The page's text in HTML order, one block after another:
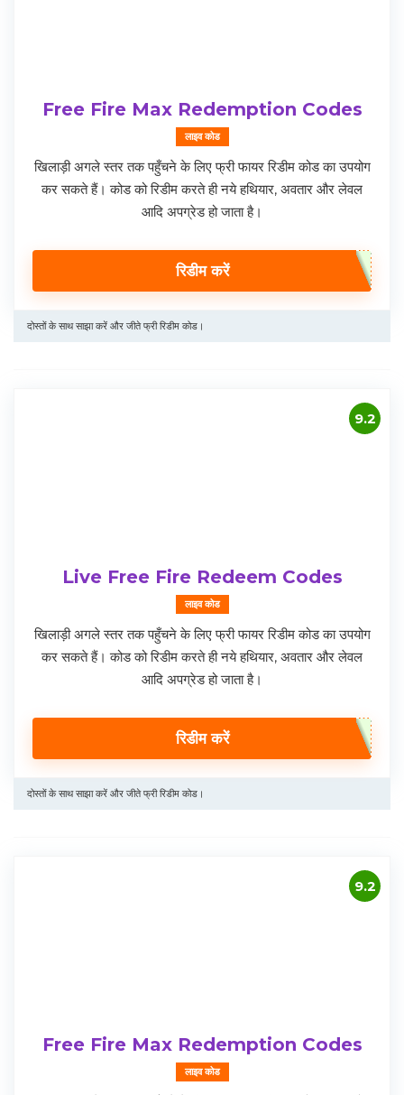
Free Fire Max Redemption Codes
लाइव कोड
खिलाड़ी अगले स्तर तक पहुँचने के लिए फ्री फायर रिडीम कोड का उपयोग
कर सकते हैं। कोड को रिडीम करते ही नये हथियार, अवतार और लेवल
आदि अपग्रेड हो जाता है।
रिडीम करें
दोस्तों के साथ साझा करें और जीते फ्री रिडीम कोड।
9.2
Live Free Fire Redeem Codes
लाइव कोड
खिलाड़ी अगले स्तर तक पहुँचने के लिए फ्री फायर रिडीम कोड का उपयोग
कर सकते हैं। कोड को रिडीम करते ही नये हथियार, अवतार और लेवल
आदि अपग्रेड हो जाता है।
रिडीम करें
दोस्तों के साथ साझा करें और जीते फ्री रिडीम कोड।
9.2
Free Fire Max Redemption Codes
लाइव कोड